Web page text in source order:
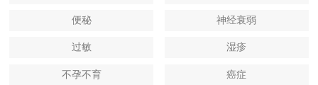
便秘 神经衰弱
过敏 湿疹
不孕不育 癌症